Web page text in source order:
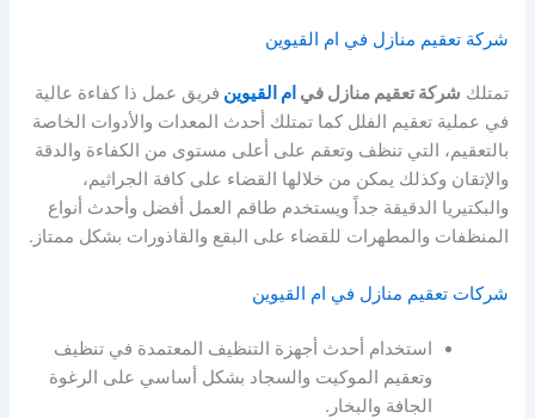
شركة تعقيم منازل في ام القيوين
تمتلك شركة تعقيم منازل في ام القيوين فريق عمل ذا كفاءة عالية
في عملية تعقيم الفلل كما تمتلك أحدث المعدات والأدوات الخاصة
بالتعقيم، التي تنظف وتعقم على أعلى مستوى من الكفاءة والدقة
والإتقان وكذلك يمكن من خلالها القضاء على كافة الجراثيم،
والبكتيريا الدقيقة جداً ويستخدم طاقم العمل أفضل وأحدث أنواع
المنظفات والمطهرات للقضاء على البقع والقاذورات بشكل ممتاز.
شركات تعقيم منازل في ام القيوين
استخدام أحدث أجهزة التنظيف المعتمدة في تنظيف
وتعقيم الموكيت والسجاد بشكل أساسي على الرغوة
الجافة والبخار.